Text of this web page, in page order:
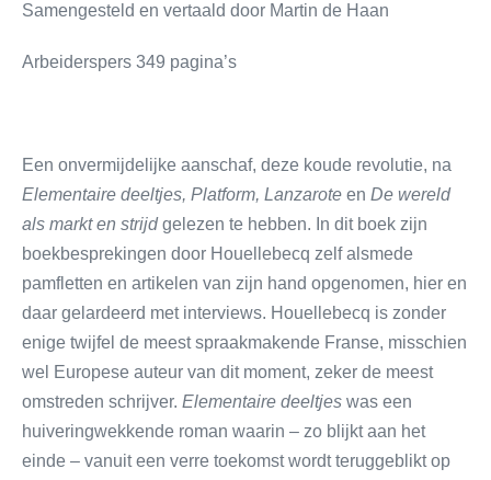
Samengesteld en vertaald door Martin de Haan
Arbeiderspers 349 pagina’s
Een onvermijdelijke aanschaf, deze koude revolutie, na
Elementaire deeltjes, Platform, Lanzarote en De wereld
als markt en strijdgelezen te hebben. In dit boek zijn
boekbesprekingen door Houellebecq zelf alsmede
pamfletten en artikelen van zijn hand opgenomen, hier en
daar gelardeerd met interviews. Houellebecq is zonder
enige twijfel de meest spraakmakende Franse, misschien
wel Europese auteur van dit moment, zeker de meest
omstreden schrijver. Elementaire deeltjes was een
huiveringwekkende roman waarin – zo blijkt aan het
einde – vanuit een verre toekomst wordt teruggeblikt op